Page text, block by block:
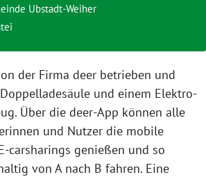
der Firma deer betrieben und
und einem Elektro-
Über die deer-App können alle
und Nutzer die mobile
carsharings genießen und so
von A nach B fahren. Eine
Ubstadt-Weiher